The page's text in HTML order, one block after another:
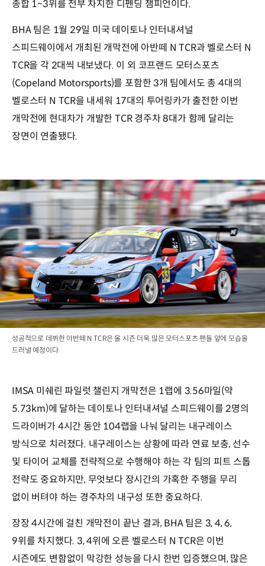
종합 1~3위를 전부 차지한 디펜딩 챔피언이다.
BHA 팀은 1월 29일 미국 데이토나 인터내셔널
스피드웨이에서 개최된 개막전에 아반떼 N TCR과 벨로스터 N
TCR을 각 2대씩 내보냈다. 이 외 코프랜드 모터스포츠
(Copeland Motorsports)를 포함한 3개 팀에서도 총 4대의
벨로스터 N TCR을 내세워 17대의 투어링카가 출전한 이번
개막전에 현대차가 개발한 TCR 경주차 8대가 함께 달리는
장면이 연출됐다.
성공적으로 데뷔한 아반떼 N TCR은 올 시즌 더욱 많은 모터스포츠 팬들 앞에 모습을
드러낼 예정이다
IMSA 미쉐린 파일럿 챌린지 개막전은 1랩에 3.56마일(약
5.73km)에 달하는 데이토나 인터내셔널 스피드웨이를 2명의
드라이버가 4시간 동안 104랩을 나눠 달리는 내구레이스
방식으로 치러졌다. 내구레이스는 상황에 따라 연료 보충, 선수
및 타이어 교체를 전략적으로 수행해야 하는 각 팀의 피트 스톱
전략도 중요하지만, 무엇보다 장시간의 가혹한 주행을 무리
없이 버텨야 하는 경주차의 내구성 또한 중요하다.
장장 4시간에 걸친 개막전이 끝난 결과, BHA 팀은 3, 4, 6,
9위를 차지했다. 3, 4위에 오른 벨로스터 N TCR은 이번
시즌에도 변함없이 막강한 성능을 다시 한번 입증했으며, 많은